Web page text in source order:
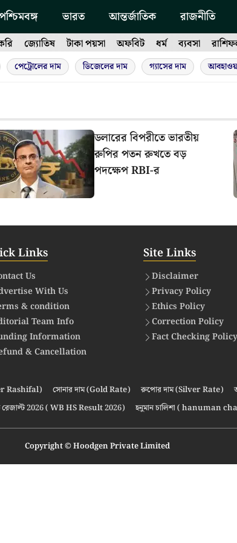
ভারত আন্তর্জাতিক রাজনীতি
জ্যোতিষ টাকা পয়সা অফবিট ধর্ম ব্যবসা
পেট্রোলের দাম ডিজেলের দাম গ্যাসের দাম
ডলারের বিপরীতে ভারতীয়
রুপির পতন রুখতে বড়
পদক্ষেপ RBI-র
Links
Us
With Us
& condition
Team Info
Information
& Cancellation
Site Links
Disclaimer
Privacy Policy
Ethics Policy
Correction Policy
Fact Checking Policy
Rashifal) সোনার দাম (Gold Rate) রুপোর দাম (Silver Rate)
রেজাল্ট 2026 ( WB HS Result 2026) হনুমান চালিশা ( hanuman
Copyright © Hoodgen Private Limited